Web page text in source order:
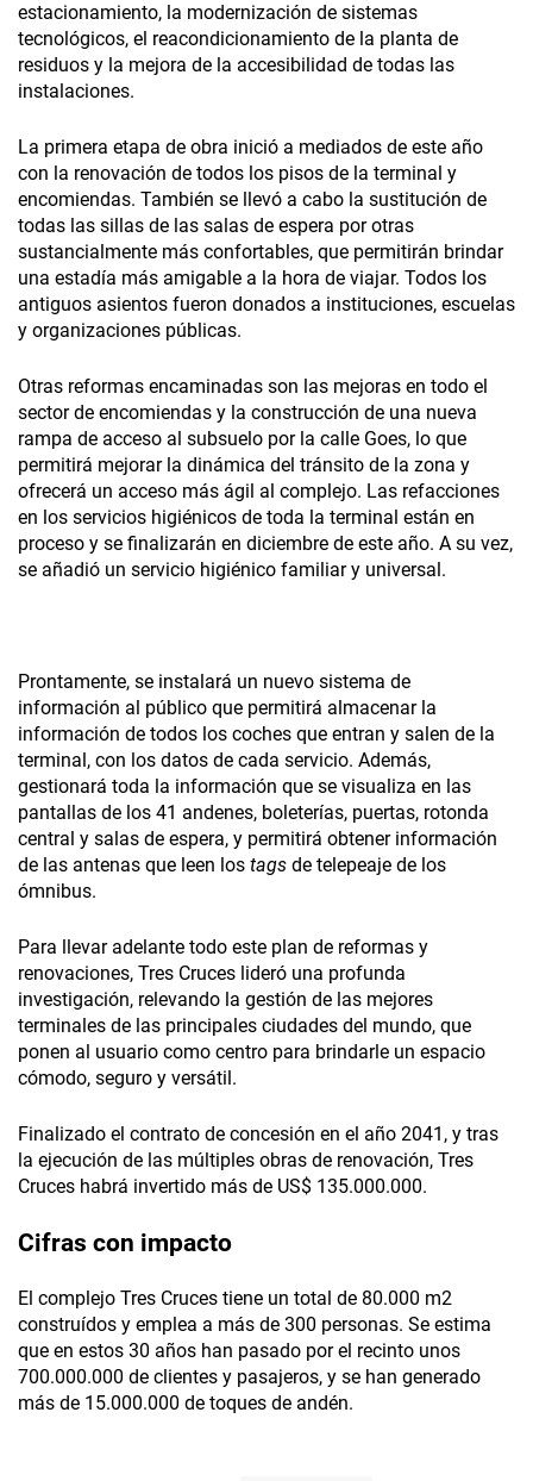
estacionamiento, la modernización de sistemas
tecnológicos, el reacondicionamiento de la planta de
residuos y la mejora de la accesibilidad de todas las
instalaciones.
La primera etapa de obra inició a mediados de este año
con la renovación de todos los pisos de la terminal y
encomiendas. También se llevó a cabo la sustitución de
todas las sillas de las salas de espera por otras
sustancialmente más confortables, que permitirán brindar
una estadía más amigable a la hora de viajar. Todos los
antiguos asientos fueron donados a instituciones, escuelas
y organizaciones públicas.
Otras reformas encaminadas son las mejoras en todo el
sector de encomiendas y la construcción de una nueva
rampa de acceso al subsuelo por la calle Goes, lo que
permitirá mejorar la dinámica del tránsito de la zona y
ofrecerá un acceso más ágil al complejo. Las refacciones
en los servicios higiénicos de toda la terminal están en
proceso y se finalizarán en diciembre de este año. A su vez,
se añadió un servicio higiénico familiar y universal.
Prontamente, se instalará un nuevo sistema de
información al público que permitirá almacenar la
información de todos los coches que entran y salen de la
terminal, con los datos de cada servicio. Además,
gestionará toda la información que se visualiza en las
pantallas de los 41 andenes, boleterías, puertas, rotonda
central y salas de espera, y permitirá obtener información
de las antenas que leen los tags de telepeaje de los
ómnibus.
Para llevar adelante todo este plan de reformas y
renovaciones, Tres Cruces lideró una profunda
investigación, relevando la gestión de las mejores
terminales de las principales ciudades del mundo, que
ponen al usuario como centro para brindarle un espacio
cómodo, seguro y versátil.
Finalizado el contrato de concesión en el año 2041, y tras
la ejecución de las múltiples obras de renovación, Tres
Cruces habrá invertido más de US$ 135.000.000.
Cifras con impacto
El complejo Tres Cruces tiene un total de 80.000 m2
construídos y emplea a más de 300 personas. Se estima
que en estos 30 años han pasado por el recinto unos
700.000.000 de clientes y pasajeros, y se han generado
más de 15.000.000 de toques de andén.